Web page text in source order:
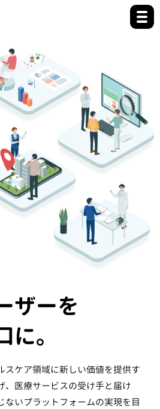
ザーを
。
スケア領域に新しい価値を提供す
、医療サービスの受け手と届け
ないプラットフォームの実現を目